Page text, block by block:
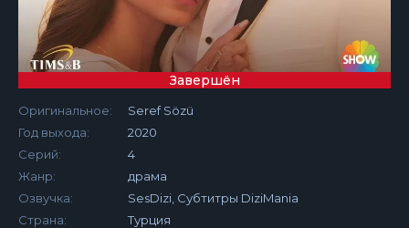
Завершён
Оригинальное:
Seref Sözü
Год выхода:
2020
Серий:
4
Жанр:
драма
Озвучка:
SesDizi, Субтитры DiziMania
Страна:
Турция